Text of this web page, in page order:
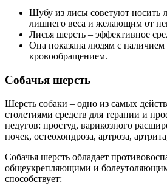
Шубу из лисы советуют носить
лишнего веса и желающим от
Лисья шерсть – эффективное
Она показана людям с наличием
кровообращением.
Собачья шерсть
Шерсть собаки – одно из самых
столетиями средств для терапии и
недугов: простуд, варикозного
почек, остеохондроза, артроза,
Собачья шерсть обладает
общеукрепляющими и
способствует: